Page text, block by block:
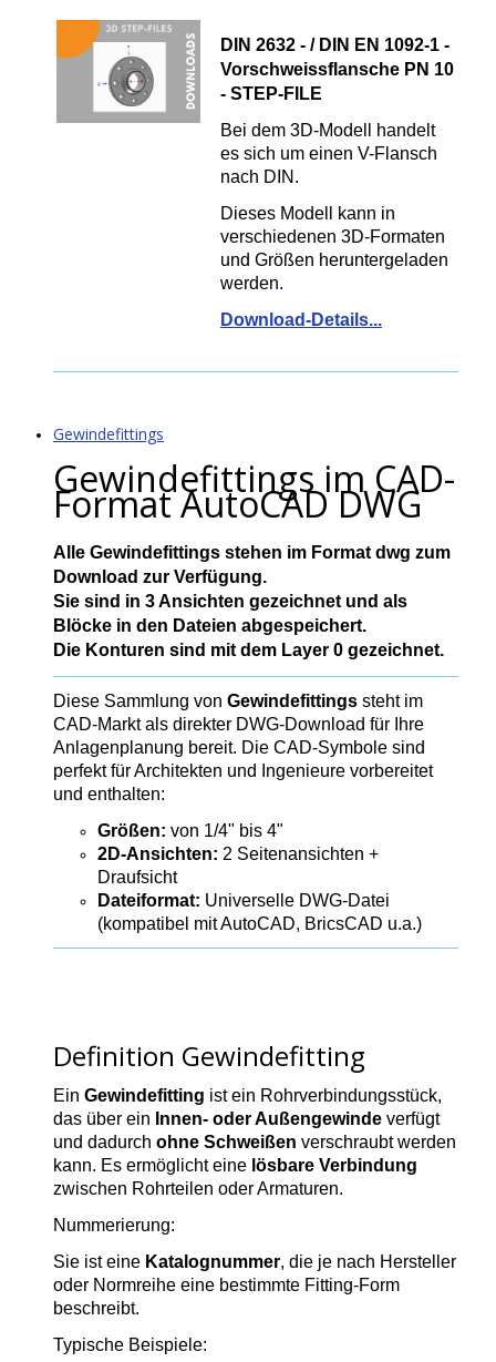
DIN 2632 - / DIN EN 1092-1 -
Vorschweissflansche PN 10
- STEP-FILE
Bei dem 3D-Modell handelt
es sich um einen V-Flansch
nach DIN.
Dieses Modell kann in
verschiedenen 3D-Formaten
und Größen heruntergeladen
werden.
Download-Details...
Gewindefittings
Gewindefittings im CAD-
Format AutoCAD DWG
Alle Gewindefittings stehen im Format dwg zum
Download zur Verfügung.
Sie sind in 3 Ansichten gezeichnet und als
Blöcke in den Dateien abgespeichert.
Die Konturen sind mit dem Layer 0 gezeichnet.
Diese Sammlung von Gewindefittings steht im
CAD-Markt als direkter DWG-Download für Ihre
Anlagenplanung bereit. Die CAD-Symbole sind
perfekt für Architekten und Ingenieure vorbereitet
und enthalten:
Größen: von 1/4" bis 4"
2D-Ansichten: 2 Seitenansichten +
Draufsicht
Dateiformat: Universelle DWG-Datei
(kompatibel mit AutoCAD, BricsCAD u.a.)
Definition Gewindefitting
Ein Gewindefitting ist ein Rohrverbindungsstück,
das über ein Innen‑ oder Außengewinde verfügt
und dadurch ohne Schweißen verschraubt werden
kann. Es ermöglicht eine lösbare Verbindung
zwischen Rohrteilen oder Armaturen.
Nummerierung:
Sie ist eine Katalognummer, die je nach Hersteller
oder Normreihe eine bestimmte Fitting‑Form
beschreibt.
Typische Beispiele: